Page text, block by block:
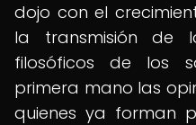
dojo con el
la transmisión de
filosóficos de los
primera mano las
quienes ya forman